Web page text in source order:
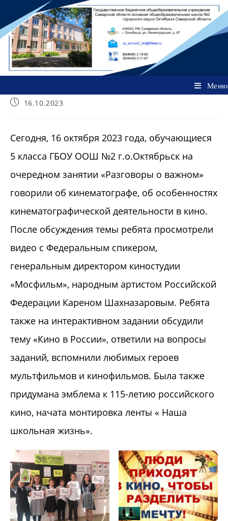
содержимому
Меню
Запись16.10.2023
Сегодня, 16 октября 2023 года, обучающиеся
5 класса ГБОУ ООШ №2 г.о.Октябрьск на
очередном занятии «Разговоры о важном»
говорили об кинематографе, об особенностях
кинематографической деятельности в кино.
После обсуждения темы ребята просмотрели
видео с Федеральным спикером,
генеральным директором киностудии
«Мосфильм», народным артистом Российской
Федерации Кареном Шахназаровым. Ребята
также на интерактивном задании обсудили
тему «Кино в России», ответили на вопросы
заданий, вспомнили любимых героев
мультфильмов и кинофильмов. Была также
придумана эмблема к 115-летию российского
кино, начата монтировка ленты « Наша
школьная жизнь».